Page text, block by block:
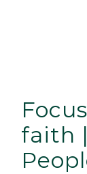
faith